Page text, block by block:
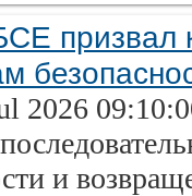
призвал
2026
и